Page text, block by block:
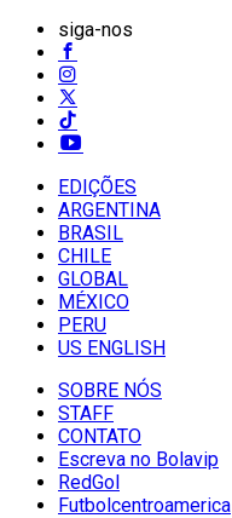
siga-nos
EDIÇÕES
ARGENTINA
BRASIL
CHILE
GLOBAL
MÉXICO
PERU
US ENGLISH
SOBRE NÓS
STAFF
CONTATO
Escreva no Bolavip
RedGol
Futbolcentroamerica